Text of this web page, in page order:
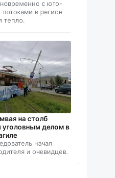
с юго-
в регион
тепло.
на столб
уголовным делом в
начал
и очевидцев.